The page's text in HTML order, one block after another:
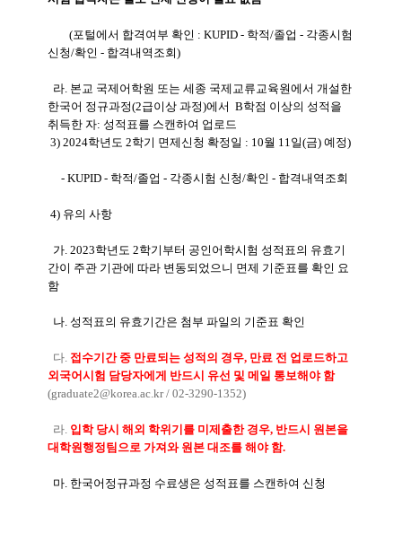
(포털에서 합격여부 확인 : KUPID - 학적/졸업 - 각종시험
신청/확인 - 합격내역조회)
라. 본교 국제어학원 또는 세종 국제교류교육원에서 개설한
한국어 정규과정(2급이상 과정)에서 B학점 이상의 성적을
취득한 자: 성적표를 스캔하여 업로드
3) 2024학년도 2학기 면제신청 확정일 : 10월 11일(금) 예정)
- KUPID - 학적/졸업 - 각종시험 신청/확인 - 합격내역조회
4) 유의 사항
가. 2023학년도 2학기부터 공인어학시험 성적표의 유효기
간이 주관 기관에 따라 변동되었으니 면제 기준표를 확인 요
함
나. 성적표의 유효기간은 첨부 파일의 기준표 확인
다. 접수기간 중 만료되는 성적의 경우, 만료 전 업로드하고
외국어시험 담당자에게 반드시 유선 및 메일 통보해야 함
(graduate2@korea.ac.kr / 02-3290-1352)
라. 입학 당시 해외 학위기를 미제출한 경우, 반드시 원본을
대학원행정팀으로 가져와 원본 대조를 해야 함.
마. 한국어정규과정 수료생은 성적표를 스캔하여 신청